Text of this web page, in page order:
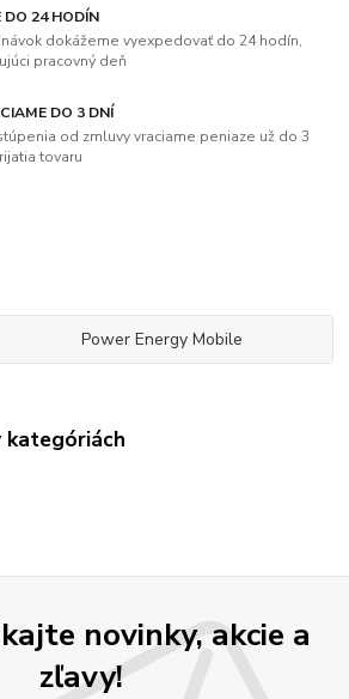
DO 24 HODÍN
dokážeme vyexpedovať do 24 hodín,
pracovný deň
DO 3 DNÍ
od zmluvy vraciame peniaze už do 3
tovaru
Power Energy Mobile
kategóriách
novinky, akcie a
zľavy!